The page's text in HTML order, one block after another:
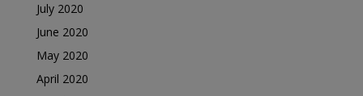
July 2020
June 2020
May 2020
April 2020